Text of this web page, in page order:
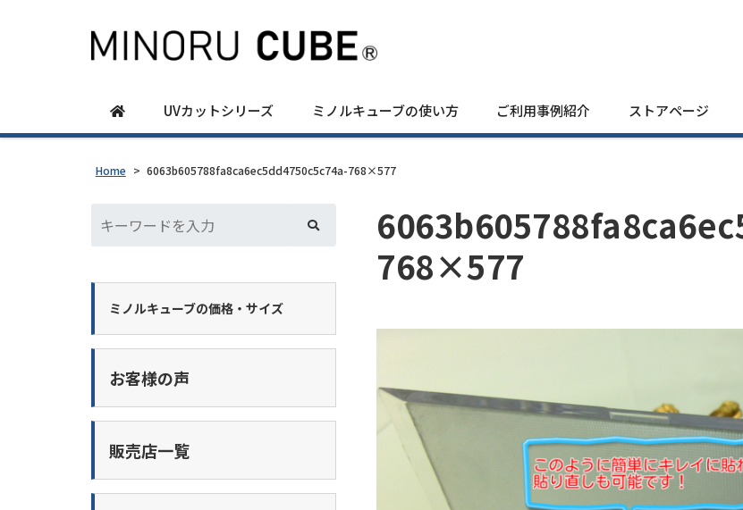
UVカットシリーズ ミノルキューブの使い方 ご利用事例紹介 ストアページ
Home > 6063b605788fa8ca6ec5dd4750c5c74a-768×577
768×577
ミノルキューブの価格・サイズ
お客様の声
販売店一覧